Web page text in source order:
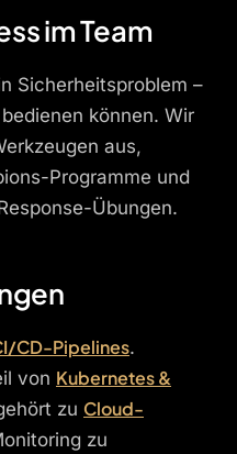
im Team
Sicherheitsproblem –
können. Wir
aus,
Programme und
Übungen.
CD-Pipelines.
von Kubernetes &
zu Cloud-
zu